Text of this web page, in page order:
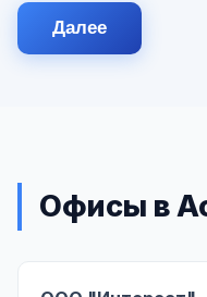
Далее
Офисы в